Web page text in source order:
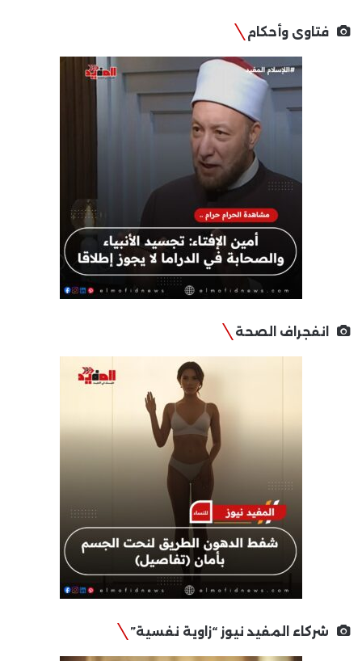
فتاوى وأحكام
انفجراف الصحة
شركاء المفيد نيوز “زاوية نفسية”